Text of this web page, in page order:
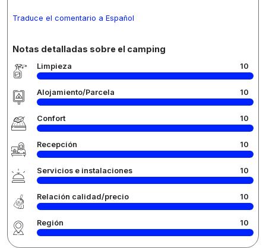
Traduce el comentario a Español
Notas detalladas sobre el camping
Limpieza 10
Alojamiento/Parcela 10
Confort 10
Recepción 10
Servicios e instalaciones 10
Relación calidad/precio 10
Región 10